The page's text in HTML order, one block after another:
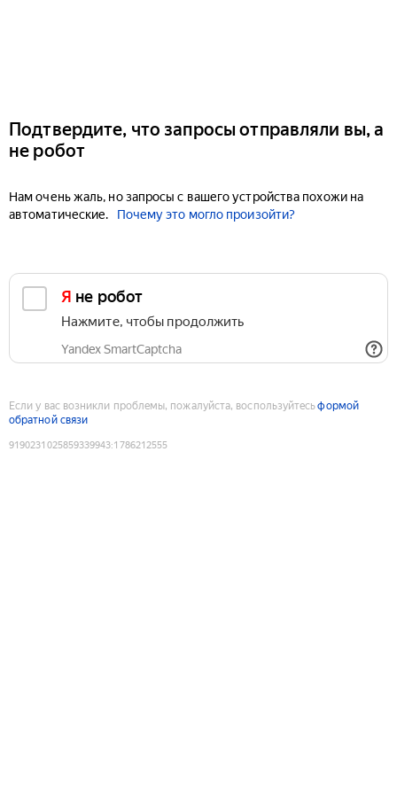
Подтвердите, что запросы отправляли вы, а
не робот
Нам очень жаль, но запросы с вашего устройства похожи на
автоматические.
Почему это могло произойти?
Я не робот
Нажмите, чтобы продолжить
Yandex SmartCaptcha
Если у вас возникли проблемы, пожалуйста, воспользуйтесьформой
обратной связи
9190231025859339943:1786212555